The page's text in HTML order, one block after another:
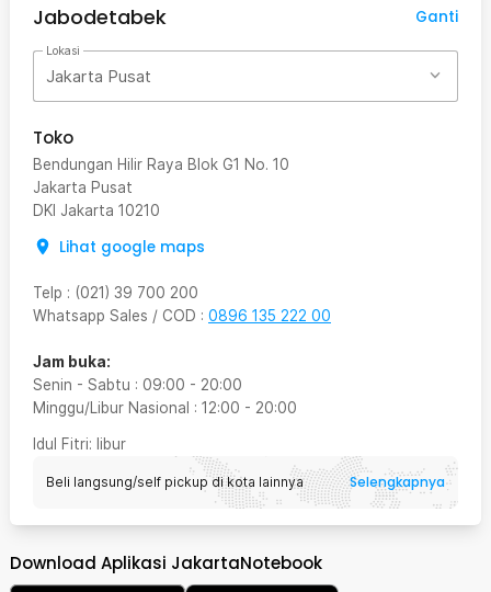
Jabodetabek
Ganti
Lokasi
Jakarta Pusat
Toko
Bendungan Hilir Raya Blok G1 No. 10
Jakarta Pusat
DKI Jakarta 10210
Lihat google maps
Telp : (021) 39 700 200
Whatsapp Sales / COD : 0896 135 222 00
Jam buka:
Senin - Sabtu : 09:00 - 20:00
Minggu/Libur Nasional : 12:00 - 20:00
Idul Fitri: libur
Beli langsung/self pickup di kota lainnya Selengkapnya
Download Aplikasi JakartaNotebook